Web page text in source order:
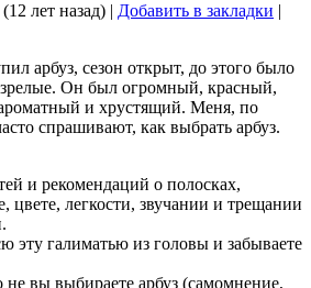
(12 лет назад) | Добавить в закладки |
арбуз, сезон открыт, до этого было
Он был огромный, красный,
и хрустящий. Меня, по
спрашивают, как выбрать арбуз.
и рекомендаций о полосках,
цвете, легкости, звучании и трещании
эту галиматью из головы и забываете
вы выбираете арбуз (самомнение,